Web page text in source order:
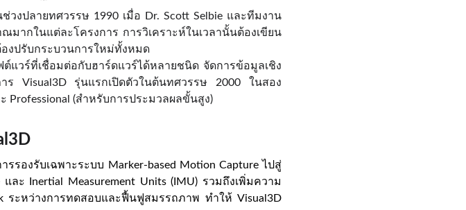
วงปลายทศวรรษ 1990 เมื่อ Dr. Scott Selbie และทีมงาน
มากในแต่ละโครงการ การวิเคราะห์ในเวลานั้นต้องเขียน
องปรับกระบวนการใหม่ทั้งหมด
แวร์ที่เชื่อมต่อกับฮาร์ดแวร์ได้หลายชนิด จัดการข้อมูลเชิง
ร Visual3D รุ่นแรกเปิดตัวในต้นทศวรรษ 2000 ในสอง
Professional (สำหรับการประมวลผลขั้นสูง)
รองรับเฉพาะระบบ Marker-based Motion Capture ไปสู่
ละ Inertial Measurement Units (IMU) รวมถึงเพิ่มความ
ระหว่างการทดสอบและฟื้นฟูสมรรถภาพ ทำให้ Visual3D